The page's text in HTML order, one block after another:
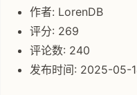
作者: LorenDB
评分: 269
评论数: 240
发布时间: 2025-05-